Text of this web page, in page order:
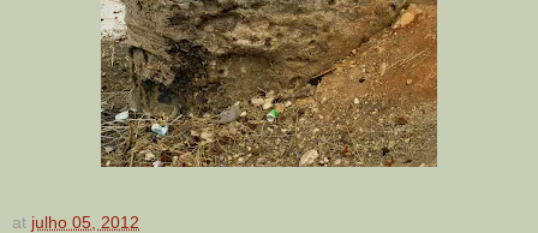
at julho 05, 2012